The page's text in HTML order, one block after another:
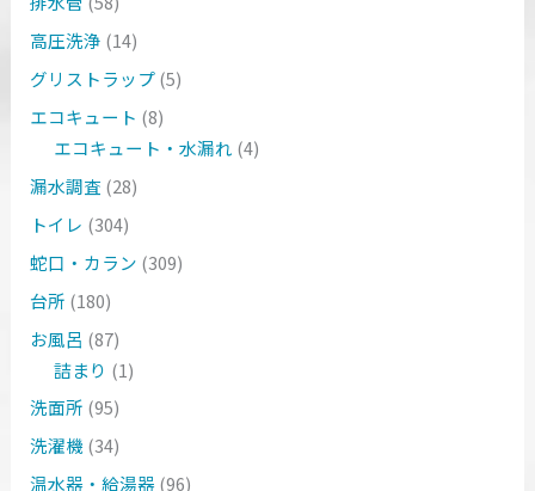
高圧洗浄 (14)
グリストラップ(5)
エコキュート (8)
エコキュート・水漏れ (4)
漏水調査 (28)
トイレ (304)
蛇口・カラン (309)
台所 (180)
お風呂 (87)
詰まり (1)
洗面所 (95)
洗濯機(34)
温水器・給湯器(96)